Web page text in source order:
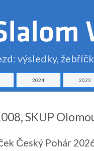
výsledky,
2024 2023
SKUP
Český Pohár